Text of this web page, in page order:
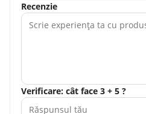
Recenzie
Verificare: cât face 3 + 5 ?